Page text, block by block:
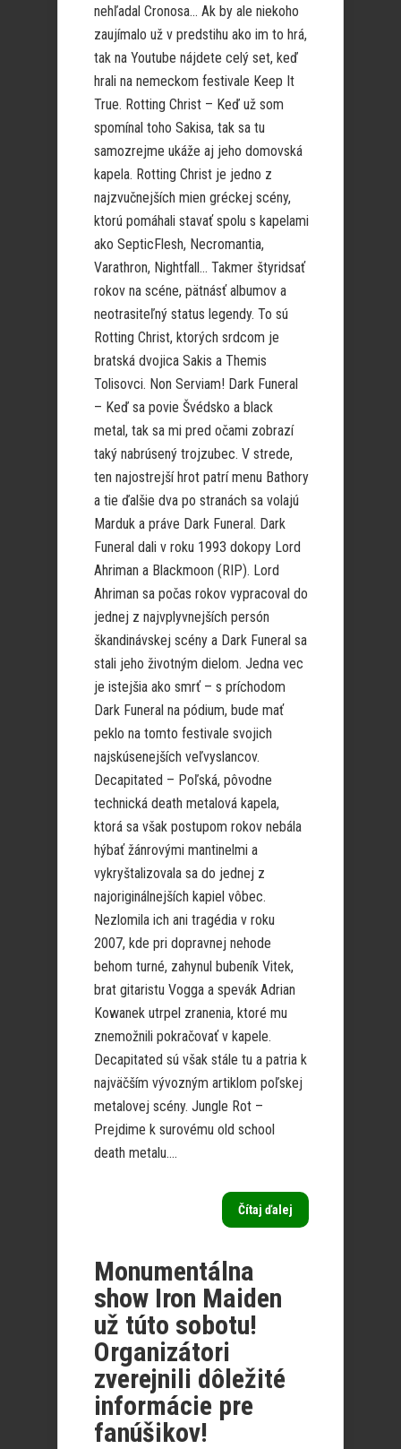
nehľadal Cronosa… Ak by ale niekoho
zaujímalo už v predstihu ako im to hrá,
tak na Youtube nájdete celý set, keď
hrali na nemeckom festivale Keep It
True. Rotting Christ – Keď už som
spomínal toho Sakisa, tak sa tu
samozrejme ukáže aj jeho domovská
kapela. Rotting Christ je jedno z
najzvučnejších mien gréckej scény,
ktorú pomáhali stavať spolu s kapelami
ako SepticFlesh, Necromantia,
Varathron, Nightfall… Takmer štyridsať
rokov na scéne, pätnásť albumov a
neotrasiteľný status legendy. To sú
Rotting Christ, ktorých srdcom je
bratská dvojica Sakis a Themis
Tolisovci. Non Serviam! Dark Funeral
– Keď sa povie Švédsko a black
metal, tak sa mi pred očami zobrazí
taký nabrúsený trojzubec. V strede,
ten najostrejší hrot patrí menu Bathory
a tie ďalšie dva po stranách sa volajú
Marduk a práve Dark Funeral. Dark
Funeral dali v roku 1993 dokopy Lord
Ahriman a Blackmoon (RIP). Lord
Ahriman sa počas rokov vypracoval do
jednej z najvplyvnejších persón
škandinávskej scény a Dark Funeral sa
stali jeho životným dielom. Jedna vec
je istejšia ako smrť – s príchodom
Dark Funeral na pódium, bude mať
peklo na tomto festivale svojich
najskúsenejších veľvyslancov.
Decapitated – Poľská, pôvodne
technická death metalová kapela,
ktorá sa však postupom rokov nebála
hýbať žánrovými mantinelmi a
vykryštalizovala sa do jednej z
najoriginálnejších kapiel vôbec.
Nezlomila ich ani tragédia v roku
2007, kde pri dopravnej nehode
behom turné, zahynul bubeník Vitek,
brat gitaristu Vogga a spevák Adrian
Kowanek utrpel zranenia, ktoré mu
znemožnili pokračovať v kapele.
Decapitated sú však stále tu a patria k
najväčším vývozným artiklom poľskej
metalovej scény. Jungle Rot –
Prejdime k surovému old school
death metalu....
Čítaj ďalej
Monumentálna
show Iron Maiden
už túto sobotu!
Organizátori
zverejnili dôležité
informácie pre
fanúšikov!